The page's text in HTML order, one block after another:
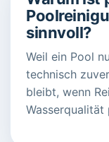
sinnvoll?
Weil ein Pool
technisch
bleibt, wenn